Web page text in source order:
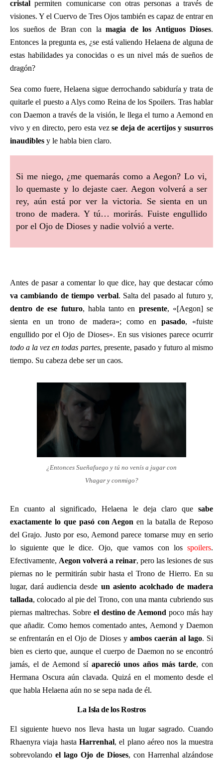
cristal permiten comunicarse con otras personas a través de
visiones. Y el Cuervo de Tres Ojos también es capaz de entrar en
los sueños de Bran con la magia de los Antiguos Dioses.
Entonces la pregunta es, ¿se está valiendo Helaena de alguna de
estas habilidades ya conocidas o es un nivel más de sueños de
dragón?
Sea como fuere, Helaena sigue derrochando sabiduría y trata de
quitarle el puesto a Alys como Reina de los Spoilers. Tras hablar
con Daemon a través de la visión, le llega el turno a Aemond en
vivo y en directo, pero esta vezse deja de acertijos y susurros
inaudibles y le habla bien claro.
Si me niego, ¿me quemarás como a Aegon? Lo vi,
lo quemaste y lo dejaste caer. Aegon volverá a ser
rey, aún está por ver la victoria. Se sienta en un
trono de madera. Y tú… morirás. Fuiste engullido
por el Ojo de Dioses y nadie volvió a verte.
Antes de pasar a comentar lo que dice, hay que destacar cómo
va cambiando de tiempo verbal. Salta del pasado al futuro y,
dentro de ese futuro, habla tanto en presente, «[Aegon] se
sienta en un trono de madera»; como en pasado, «fuiste
engullido por el Ojo de Dioses». En sus visiones parece ocurrir
todo a la vez en todas partes, presente, pasado y futuro al mismo
tiempo. Su cabeza debe ser un caos.
¿Entonces Sueñafuego y tú no venís a jugar con
Vhagar y conmigo?
En cuanto al significado, Helaena le deja claro que sabe
exactamente lo que pasó con Aegon en la batalla de Reposo
del Grajo. Justo por eso, Aemond parece tomarse muy en serio
lo siguiente que le dice. Ojo, que vamos con los spoilers.
Efectivamente, Aegon volverá a reinar, pero las lesiones de sus
piernas no le permitirán subir hasta el Trono de Hierro. En su
lugar, dará audiencia desde un asiento acolchado de madera
tallada, colocado al pie del Trono, con una manta cubriendo sus
piernas maltrechas. Sobre el destino de Aemond poco más hay
que añadir. Como hemos comentado antes, Aemond y Daemon
se enfrentarán en el Ojo de Dioses y ambos caerán al lago. Si
bien es cierto que, aunque el cuerpo de Daemon no se encontró
jamás, el de Aemond sí apareció unos años más tarde, con
Hermana Oscura aún clavada. Quizá en el momento desde el
que habla Helaena aún no se sepa nada de él.
La Isla de los Rostros
El siguiente huevo nos lleva hasta un lugar sagrado. Cuando
Rhaenyra viaja hasta Harrenhal, el plano aéreo nos la muestra
sobrevolando el lago Ojo de Dioses, con Harrenhal alzándose